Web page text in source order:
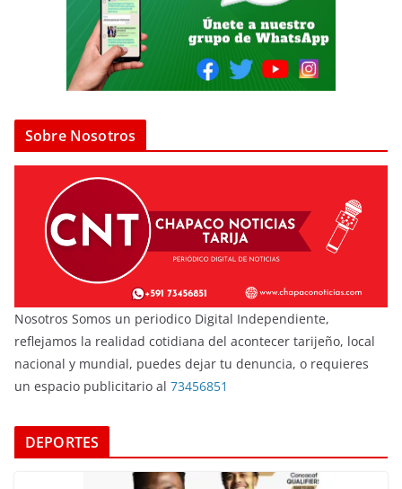
Sobre Nosotros
Nosotros Somos un periodico Digital Independiente,
reflejamos la realidad cotidiana del acontecer tarijeño, local
nacional y mundial, puedes dejar tu denuncia, o requieres
un espacio publicitario al 73456851
DEPORTES